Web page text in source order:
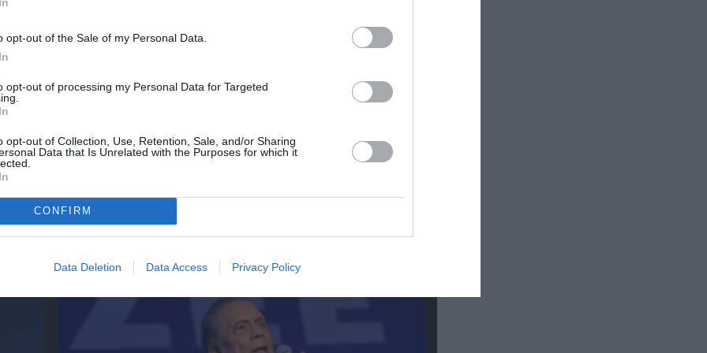
opt-out of the Sale of my Personal Data.
opt-out of processing my Personal Data for Targeted
opt-out of Collection, Use, Retention, Sale, and/or Sharing
Data that Is Unrelated with the Purposes for which it
CONFIRM
Data Deletion Data Access Privacy Policy
και τον Πολιτισμό!
το Culturenow.gr